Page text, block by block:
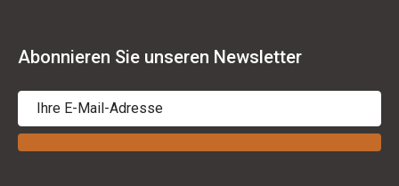
Abonnieren Sie unseren Newsletter